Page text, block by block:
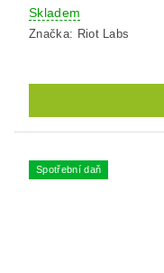
Skladem
Značka: Riot Labs
Spotřební daň